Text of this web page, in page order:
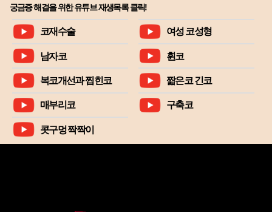
궁금증 해결을 위한 유튜브 재생목록 클릭!
코재수술 여성 코성형
남자코 휜코
복코개선과 찝힌코 짧은코 긴코
매부리코 구축코
콧구멍 짝짝이